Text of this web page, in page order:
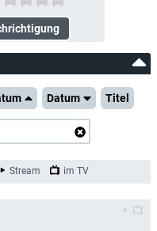
Datum Titel
Stream im TV